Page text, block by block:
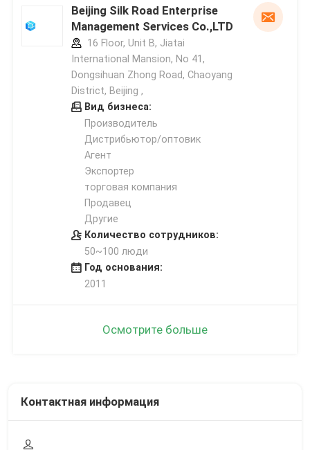
Beijing Silk Road Enterprise
Management Services Co.,LTD
16 Floor, Unit B, Jiatai
International Mansion, No 41,
Dongsihuan Zhong Road, Chaoyang
District, Beijing ,
Вид бизнеса:
Производитель
Дистрибьютор/оптовик
Агент
Экспортер
торговая компания
Продавец
Другие
Количество сотрудников:
50~100 люди
Год основания:
2011
Осмотрите больше
Контактная информация